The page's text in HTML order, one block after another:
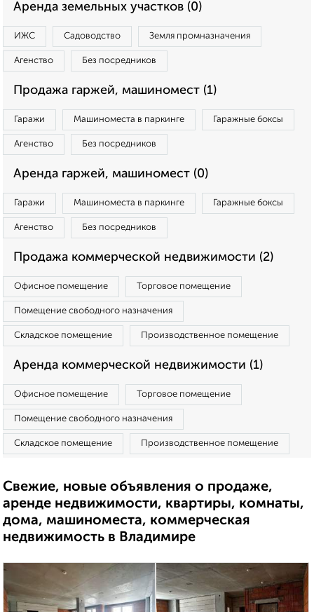
Аренда земельных участков (0)
ИЖС Садоводство Земля промназначения
Агенство Без посредников
Продажа гаржей, машиномест (1)
Гаражи Машиноместа в паркинге Гаражные боксы
Агенство Без посредников
Аренда гаржей, машиномест (0)
Гаражи Машиноместа в паркинге Гаражные боксы
Агенство Без посредников
Продажа коммерческой недвижимости (2)
Офисное помещение Торговое помещение
Помещение свободного назначения
Складское помещение Производственное помещение
Аренда коммерческой недвижимости (1)
Офисное помещение Торговое помещение
Помещение свободного назначения
Складское помещение Производственное помещение
Свежие, новые объявления о продаже,
аренде недвижимости, квартиры, комнаты,
дома, машиноместа, коммерческая
недвижимость в Владимире